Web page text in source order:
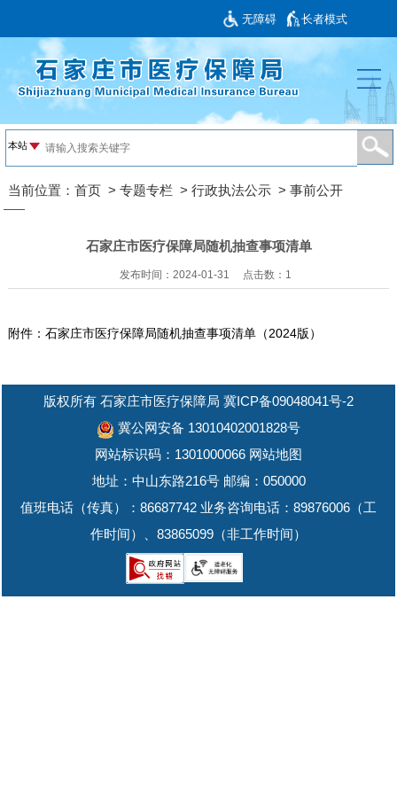
无障碍 长者模式
当前位置： 首页> 专题专栏> 行政执法公示> 事前公开
石家庄市医疗保障局随机抽查事项清单
发布时间：2024-01-31 点击数： 1
附件： 石家庄市医疗保障局随机抽查事项清单（2024版）